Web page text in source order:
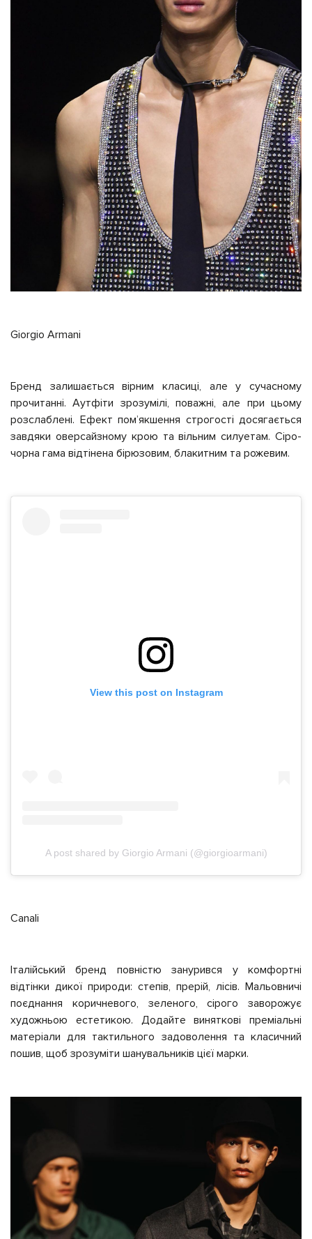
Giorgio Armani
Бренд залишається вірним класиці, але у сучасному
прочитанні. Аутфіти зрозумілі, поважні, але при цьому
розслаблені. Ефект помʼякшення строгості досягається
завдяки оверсайзному крою та вільним силуетам. Сіро-
чорна гама відтінена бірюзовим, блакитним та рожевим.
View this post on Instagram
A post shared by Giorgio Armani (@giorgioarmani)
Canali
Італійський бренд повністю занурився у комфортні
відтінки дикої природи: степів, прерій, лісів. Мальовничі
поєднання коричневого, зеленого, сірого заворожує
художньою естетикою. Додайте виняткові преміальні
матеріали для тактильного задоволення та класичний
пошив, щоб зрозуміти шанувальників цієї марки.